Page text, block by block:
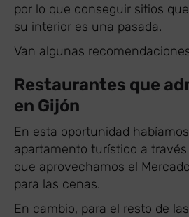
por lo que conseguir sitios
su interior es una pasada.
Van algunas
Restaurantes que
en Gijón
En esta oportunidad
apartamento turístico a través
que aprovechamos el
para las cenas.
En cambio, para el resto de